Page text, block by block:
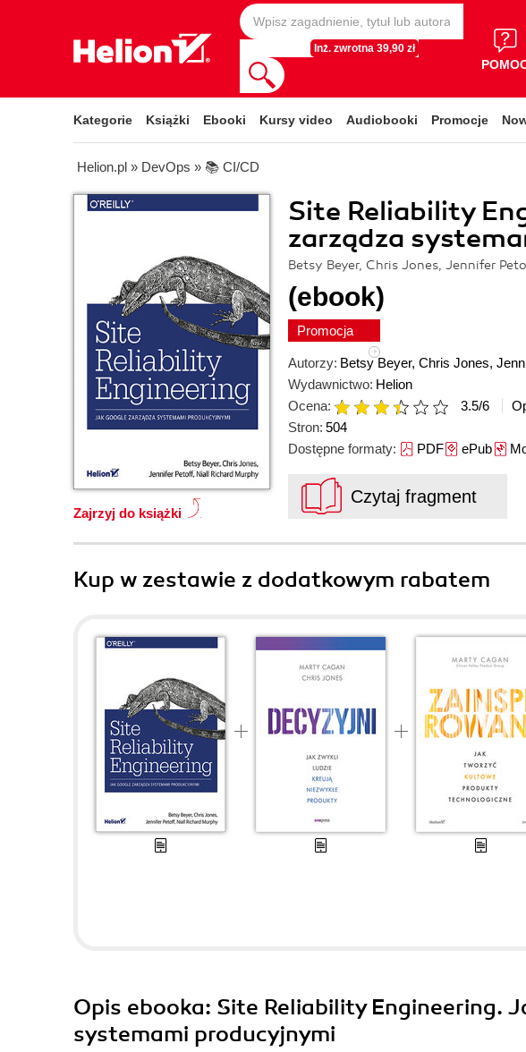
Inż. zwrotna 39,90 zł
Kategorie Książki Ebooki Kursy video Audiobooki Promocje
Helion.pl » DevOps » 📚 CI/CD
Site Reliability
zarządza
Betsy Beyer, Chris Jones, Jennifer
(ebook)
Promocja
Zajrzyj do książki
Autorzy: Betsy Beyer, Chris Jones,
Wydawnictwo: Helion
Ocena:
3.5/6
Stron: 504
Dostępne formaty: PDFePub
Czytaj fragment
Kup w zestawie z dodatkowym rabatem
Opis ebooka: Site Reliability Engineering.
systemami producyjnymi